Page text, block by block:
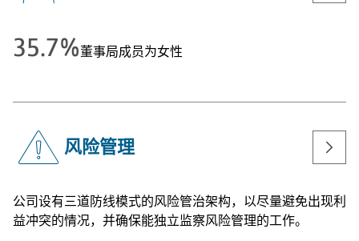
35.7%董事局成员为女性
风险管理
公司设有三道防线模式的风险管治架构，以尽量避免出现利
益冲突的情况，并确保能独立监察风险管理的工作。